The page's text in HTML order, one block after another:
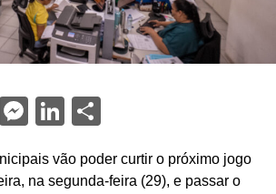
Messenger
LinkedIn
Share
vão poder curtir o próximo jogo
na segunda-feira (29), e passar o